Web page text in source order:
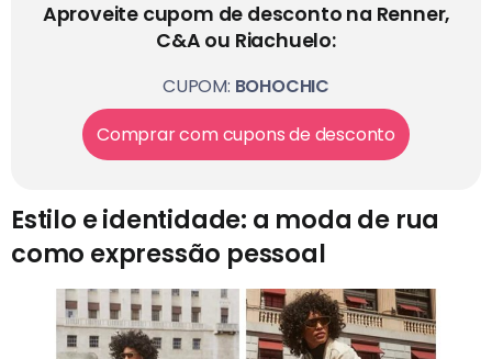
Aproveite cupom de desconto na Renner,
C&A ou Riachuelo:
CUPOM: BOHOCHIC
Comprar com cupons de desconto
Estilo e identidade: a moda de rua
como expressão pessoal